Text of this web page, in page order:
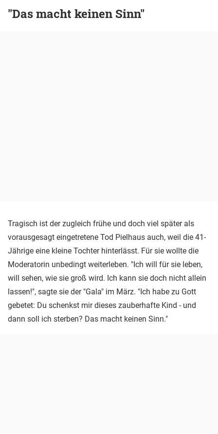
"Das macht keinen Sinn"
Tragisch ist der zugleich frühe und doch viel später als
vorausgesagt eingetretene Tod Pielhaus auch, weil die 41-
Jährige eine kleine Tochter hinterlässt. Für sie wollte die
Moderatorin unbedingt weiterleben. "Ich will für sie leben,
will sehen, wie sie groß wird. Ich kann sie doch nicht allein
lassen!", sagte sie der "Gala" im März. "Ich habe zu Gott
gebetet: Du schenkst mir dieses zauberhafte Kind - und
dann soll ich sterben? Das macht keinen Sinn."